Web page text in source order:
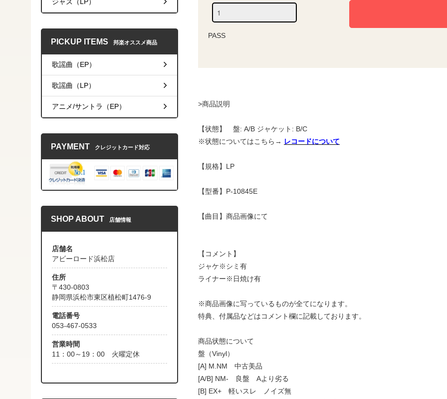
PASS
>商品説明
【状態】 盤: A/B ジャケット: B/C
※状態についてはこちら→ レコードについて
【規格】LP
【型番】P-10845E
【曲目】商品画像にて
【コメント】
ジャケ※シミ有
ライナー※日焼け有
※商品画像に写っているものが全てになります。
特典、付属品などはコメント欄に記載しております。
商品状態について
盤（Vinyl）
[A] M.NM 中古美品
[A/B] NM- 良盤 Aより劣る
[B] EX+ 軽いスレ ノイズ無
PICKUP ITEMS 邦楽オススメ商品
歌謡曲（EP）
歌謡曲（LP）
アニメ/サントラ（EP）
PAYMENT クレジットカード対応
SHOP ABOUT 店舗情報
店舗名
アビーロード浜松店
住所
〒430-0803
静岡県浜松市東区植松町1476-9
電話番号
053-467-0533
営業時間
11：00～19：00 火曜定休